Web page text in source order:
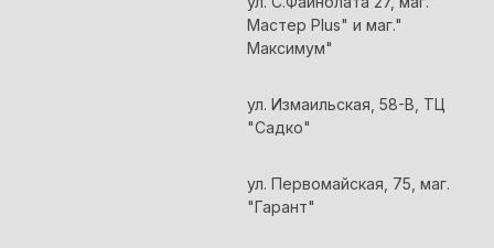
Мастер Plus" и маг."
Максимум"
ул. Измаильская, 58-В, ТЦ
"Садко"
ул. Первомайская, 75, маг.
"Гарант"